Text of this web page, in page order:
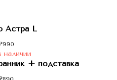
Астра L
990
наличии
+ подставка